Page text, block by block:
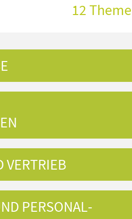
12
VERTRIEB
PERSONAL­